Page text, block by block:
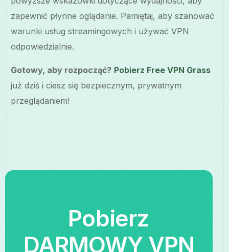
zapewnić płynne oglądanie. Pamiętaj, aby szanować
warunki usług streamingowych i używać VPN
odpowiedzialnie.
Gotowy, aby rozpocząć? Pobierz Free VPN Grass
już dziś i ciesz się bezpiecznym, prywatnym
przeglądaniem!
Pobierz
DARMOWY VPN